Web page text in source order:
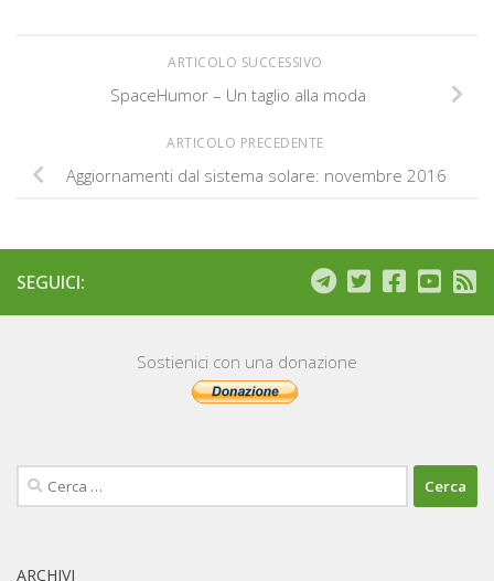
ARTICOLO SUCCESSIVO
SpaceHumor – Un taglio alla moda
ARTICOLO PRECEDENTE
Aggiornamenti dal sistema solare: novembre 2016
SEGUICI:
Sostienici con una donazione
Ricerca
per:
ARCHIVI